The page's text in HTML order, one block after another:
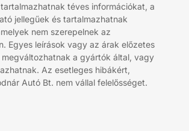
téves információkat, a
jellegűek és tartalmazhatnak
nem szerepelnek az
Egyes leírások vagy az árak előzetes
megváltozhatnak a gyártók által, vagy
Az esetleges hibákért,
Autó Bt. nem vállal felelősséget.